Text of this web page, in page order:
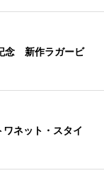
念 新作ラガービ
ネット・スタイ